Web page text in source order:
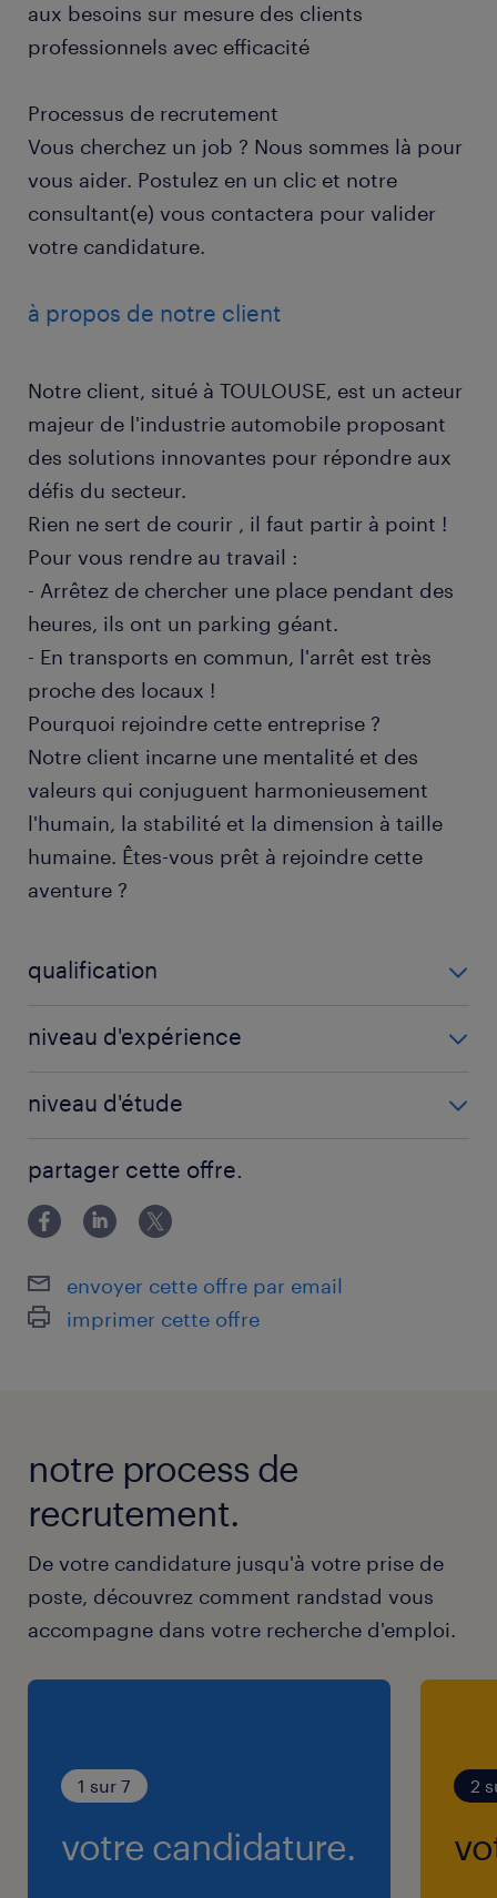
aux besoins sur mesure des clients
professionnels avec efficacité
Processus de recrutement
Vous cherchez un job ? Nous sommes là pour
vous aider. Postulez en un clic et notre
consultant(e) vous contactera pour valider
votre candidature.
à propos de notre client
Notre client, situé à TOULOUSE, est un acteur
majeur de l'industrie automobile proposant
des solutions innovantes pour répondre aux
défis du secteur.
Rien ne sert de courir , il faut partir à point !
Pour vous rendre au travail :
- Arrêtez de chercher une place pendant des
heures, ils ont un parking géant.
- En transports en commun, l'arrêt est très
proche des locaux !
Pourquoi rejoindre cette entreprise ?
Notre client incarne une mentalité et des
valeurs qui conjuguent harmonieusement
l'humain, la stabilité et la dimension à taille
humaine. Êtes-vous prêt à rejoindre cette
aventure ?
qualification
niveau d'expérience
niveau d'étude
partager cette offre.
envoyer cette offre par email
imprimer cette offre
notre process de
recrutement.
De votre candidature jusqu'à votre prise de
poste, découvrez comment randstad vous
accompagne dans votre recherche d'emploi.
1 sur 7
votre candidature.
2